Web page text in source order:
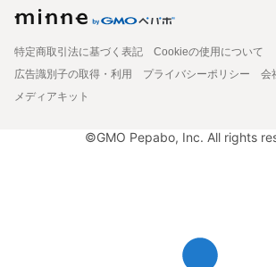
特定商取引法に基づく表記
Cookieの使用について
広告識別子の取得・利用
プライバシーポリシー 会
メディアキット
©GMO Pepabo, Inc. All rights